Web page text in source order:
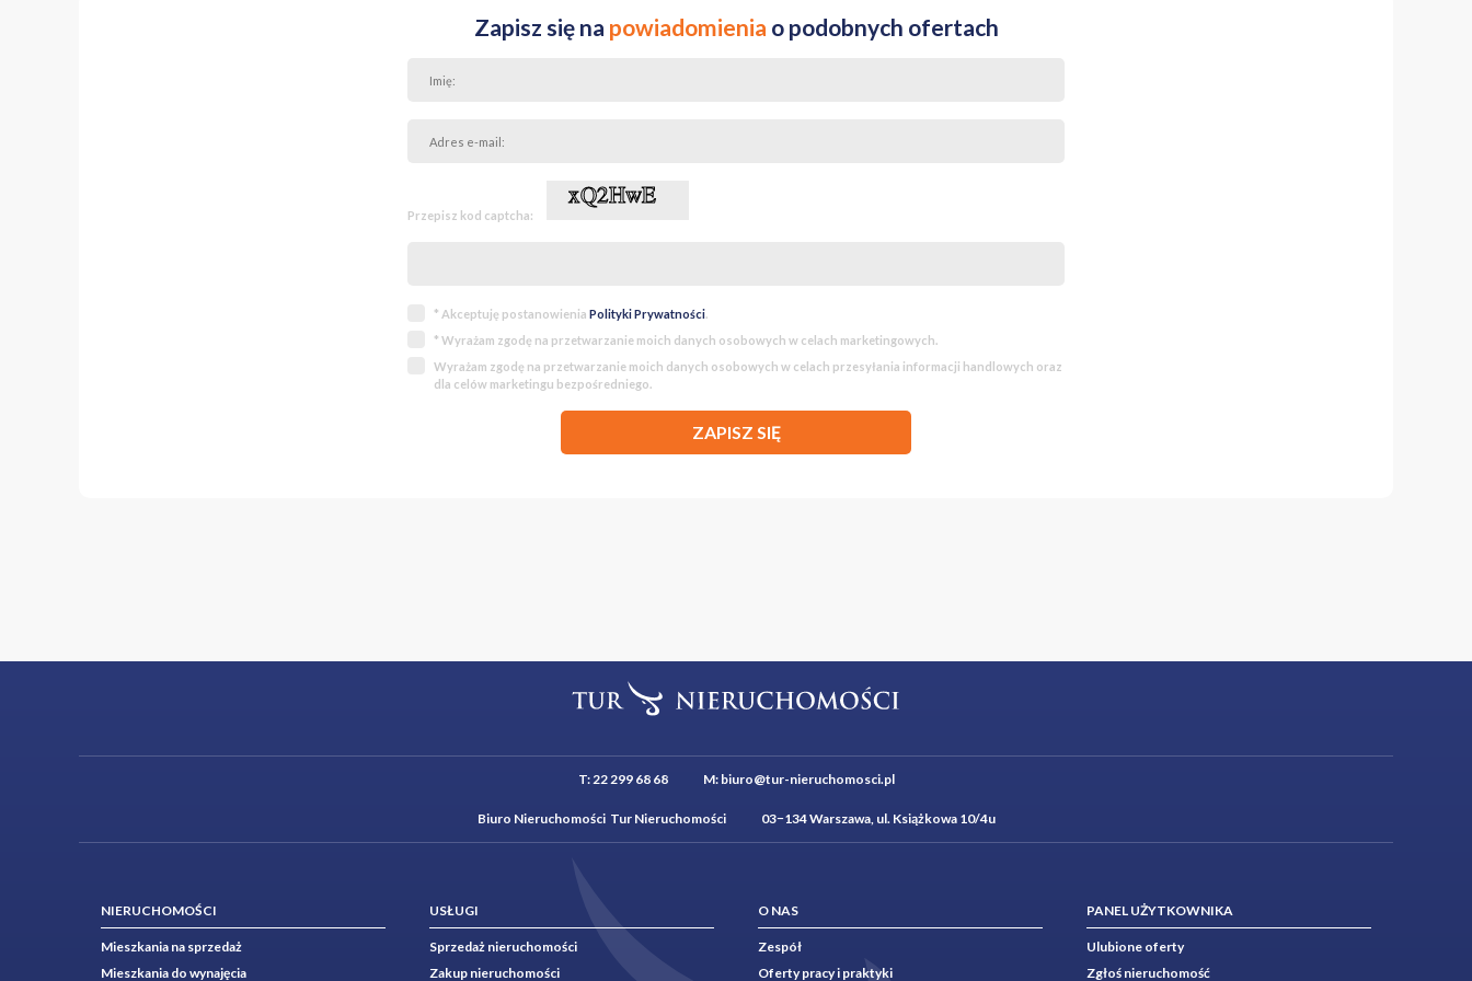
Zapisz się na powiadomienia o podobnych ofertach
Przepisz kod captcha:
* Akceptuję postanowienia Polityki Prywatności.
* Wyrażam zgodę na przetwarzanie moich danych osobowych w celach marketingowych.
Wyrażam zgodę na przetwarzanie moich danych osobowych w celach przesyłania informacji handlowych oraz
dla celów marketingu bezpośredniego.
ZAPISZ SIĘ
T:22 299 68 68M: biuro@tur-nieruchomosci.pl
Biuro Nieruchomości Tur Nieruchomości 03−134 Warszawa, ul. Książkowa 10/4u
NIERUCHOMOŚCI
Mieszkania na sprzedaż
Mieszkania do wynajęcia
USŁUGI
Sprzedaż nieruchomości
Zakup nieruchomości
O NAS
Zespół
Oferty pracy i praktyki
PANEL UŻYTKOWNIKA
Ulubione oferty
Zgłoś nieruchomość